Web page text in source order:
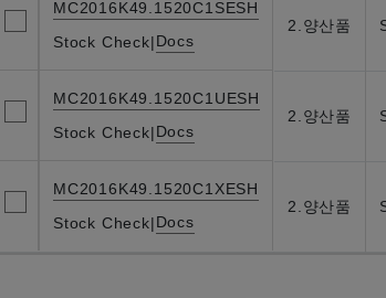
MC2016K49.1520C1SESH
Stock Check|Docs
2.양산품
MC2016K49.1520C1UESH
Stock Check|Docs
2.양산품
MC2016K49.1520C1XESH
Stock Check|Docs
2.양산품